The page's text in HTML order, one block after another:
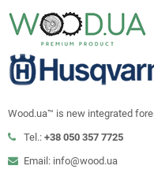
Wood.ua™ is new integrated
Tel.: +38 050 357 7725
Email: info@wood.ua